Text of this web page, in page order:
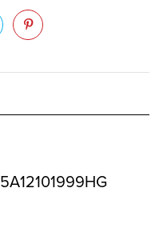
5A12101999HG